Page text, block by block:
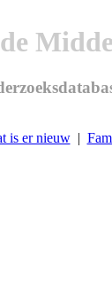
is er nieuw|